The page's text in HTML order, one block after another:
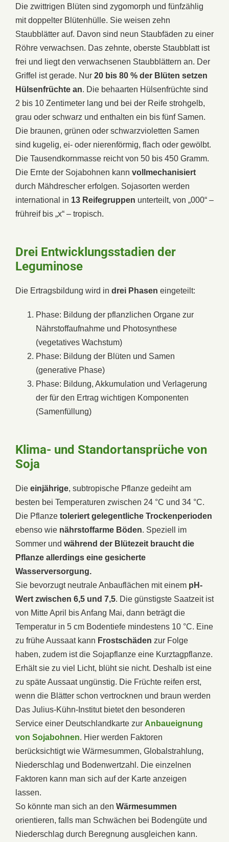
Die zwittrigen Blüten sind zygomorph und fünfzählig
mit doppelter Blütenhülle. Sie weisen zehn
Staubblätter auf. Davon sind neun Staubfäden zu einer
Röhre verwachsen. Das zehnte, oberste Staubblatt ist
frei und liegt den verwachsenen Staubblättern an. Der
Griffel ist gerade. Nur 20 bis 80 % der Blüten setzen
Hülsenfrüchte an. Die behaarten Hülsenfrüchte sind
2 bis 10 Zentimeter lang und bei der Reife strohgelb,
grau oder schwarz und enthalten ein bis fünf Samen.
Die braunen, grünen oder schwarzvioletten Samen
sind kugelig, ei- oder nierenförmig, flach oder gewölbt.
Die Tausendkornmasse reicht von 50 bis 450 Gramm.
Die Ernte der Sojabohnen kann vollmechanisiert
durch Mähdrescher erfolgen. Sojasorten werden
international in 13 Reifegruppen unterteilt, von „000“ –
frühreif bis „x“ – tropisch.
Drei Entwicklungsstadien der
Leguminose
Die Ertragsbildung wird in drei Phasen eingeteilt:
Phase: Bildung der pflanzlichen Organe zur
Nährstoffaufnahme und Photosynthese
(vegetatives Wachstum)
Phase: Bildung der Blüten und Samen
(generative Phase)
Phase: Bildung, Akkumulation und Verlagerung
der für den Ertrag wichtigen Komponenten
(Samenfüllung)
Klima- und Standortansprüche von
Soja
Die einjährige, subtropische Pflanze gedeiht am
besten bei Temperaturen zwischen 24 °C und 34 °C.
Die Pflanze toleriert gelegentliche Trockenperioden
ebenso wie nährstoffarme Böden. Speziell im
Sommer und während der Blütezeit braucht die
Pflanze allerdings eine gesicherte
Wasserversorgung.
Sie bevorzugt neutrale Anbauflächen mit einem pH-
Wert zwischen 6,5 und 7,5. Die günstigste Saatzeit ist
von Mitte April bis Anfang Mai, dann beträgt die
Temperatur in 5 cm Bodentiefe mindestens 10 °C. Eine
zu frühe Aussaat kann Frostschäden zur Folge
haben, zudem ist die Sojapflanze eine Kurztagpflanze.
Erhält sie zu viel Licht, blüht sie nicht. Deshalb ist eine
zu späte Aussaat ungünstig. Die Früchte reifen erst,
wenn die Blätter schon vertrocknen und braun werden
Das Julius-Kühn-Institut bietet den besonderen
Service einer Deutschlandkarte zur Anbaueignung
von Sojabohnen. Hier werden Faktoren
berücksichtigt wie Wärmesummen, Globalstrahlung,
Niederschlag und Bodenwertzahl. Die einzelnen
Faktoren kann man sich auf der Karte anzeigen
lassen.
So könnte man sich an den Wärmesummen
orientieren, falls man Schwächen bei Bodengüte und
Niederschlag durch Beregnung ausgleichen kann.